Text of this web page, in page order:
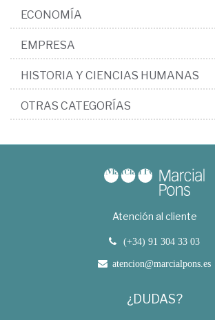
ECONOMÍA
EMPRESA
HISTORIA Y CIENCIAS HUMANAS
OTRAS CATEGORÍAS
Atención al cliente
(+34) 91 304 33 03
atencion@marcialpons.es
¿DUDAS?